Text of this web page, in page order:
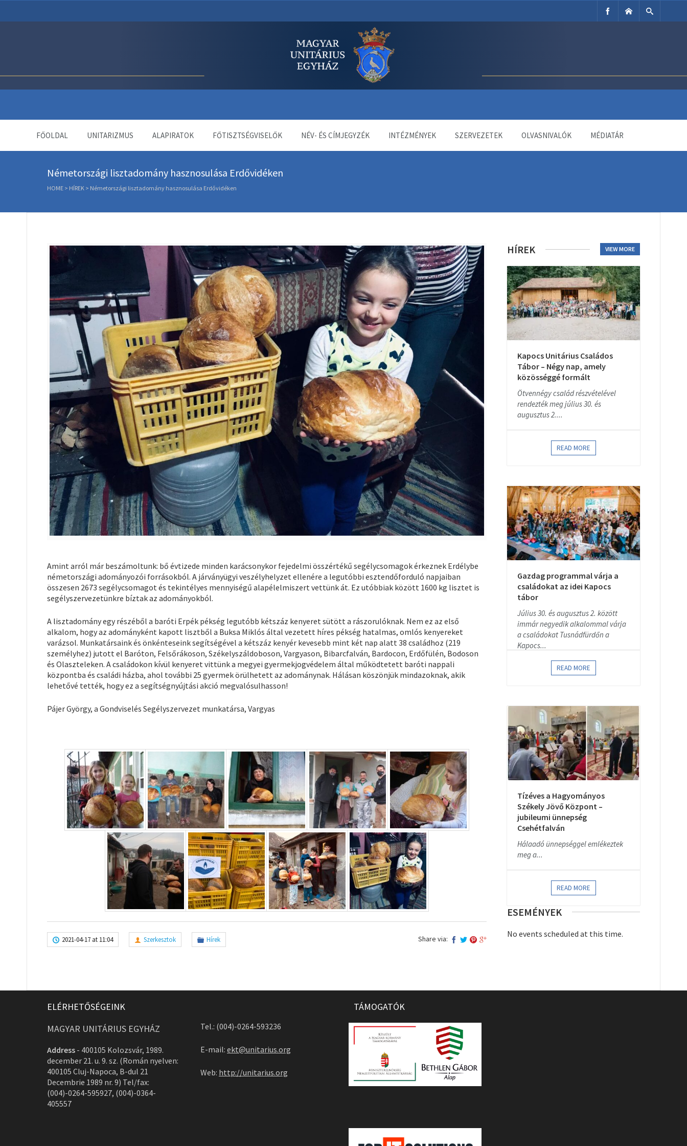
FŐOLDAL UNITARIZMUS ALAPIRATOK FŐTISZTSÉGVISELŐK NÉV- ÉS CÍMJEGYZÉK INTÉZMÉNYEK SZERVEZETEK OLVASNIVALÓK MÉDIATÁR
Németországi lisztadomány hasznosulása Erdővidéken
HOME > HÍREK > Németországi lisztadomány hasznosulása Erdővidéken
Amint arról már beszámoltunk: bő évtizede minden karácsonykor fejedelmi összértékű segélycsomagok érkeznek Erdélybe
németországi adományozói forrásokból. A járványügyi veszélyhelyzet ellenére a legutóbbi esztendőforduló napjaiban
összesen 2673 segélycsomagot és tekintélyes mennyiségű alapélelmiszert vettünk át. Ez utóbbiak között 1600 kg lisztet is
segélyszervezetünkre bíztak az adományokból.
A lisztadomány egy részéből a baróti Erpék pékség legutóbb kétszáz kenyeret sütött a rászorulóknak. Nem ez az első
alkalom, hogy az adományként kapott lisztből a Buksa Miklós által vezetett híres pékség hatalmas, omlós kenyereket
varázsol. Munkatársaink és önkénteseink segítségével a kétszáz kenyér kevesebb mint két nap alatt 38 családhoz (219
személyhez) jutott el Baróton, Felsőrákoson, Székelyszáldoboson, Vargyason, Bibarcfalván, Bardocon, Erdőfülén, Bodoson
és Olaszteleken. A családokon kívül kenyeret vittünk a megyei gyermekjogvédelem által működtetett baróti nappali
központba és családi házba, ahol további 25 gyermek örülhetett az adománynak. Hálásan köszönjük mindazoknak, akik
lehetővé tették, hogy ez a segítségnyújtási akció megvalósulhasson!
Pájer György, a Gondviselés Segélyszervezet munkatársa, Vargyas
2021-04-17 at 11:04 Szerkesztok Hírek Share via:
HÍREK VIEW MORE
Kapocs Unitárius Családos
Tábor – Négy nap, amely
közösséggé formált
Ötvennégy család részvételével
rendezték meg július 30. és
augusztus 2....
READ MORE
Gazdag programmal várja a
családokat az idei Kapocs
tábor
Július 30. és augusztus 2. között
immár negyedik alkalommal várja
a családokat Tusnádfürdőn a
Kapocs...
READ MORE
Tízéves a Hagyományos
Székely Jövő Központ –
jubileumi ünnepség
Csehétfalván
Hálaadó ünnepséggel emlékeztek
meg a...
READ MORE
ESEMÉNYEK
No events scheduled at this time.
ELÉRHETŐSÉGEINK
MAGYAR UNITÁRIUS EGYHÁZ
Address - 400105 Kolozsvár, 1989.
december 21. u. 9. sz. (Román nyelven:
400105 Cluj-Napoca, B-dul 21
Decembrie 1989 nr. 9) Tel/fax:
(004)-0264-595927, (004)-0364-
405557
Tel.: (004)-0264-593236
E-mail: ekt@unitarius.org
Web: http://unitarius.org
TÁMOGATÓK